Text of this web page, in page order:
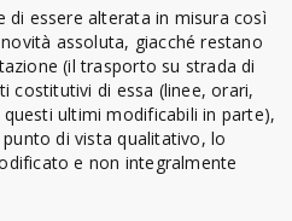
essere alterata in misura così
assoluta, giacché restano
(il trasporto su strada di
costitutivi di essa (linee, orari,
ultimi modificabili in parte),
di vista qualitativo, lo
e non integralmente